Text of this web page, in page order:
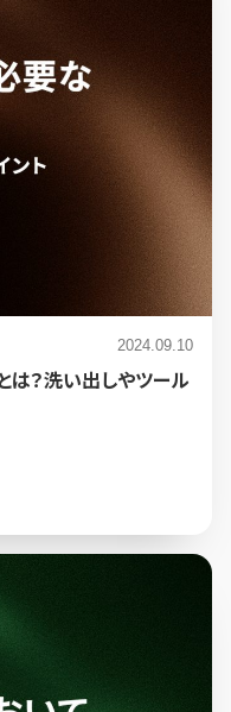
2024.09.10
は？洗い出しやツール